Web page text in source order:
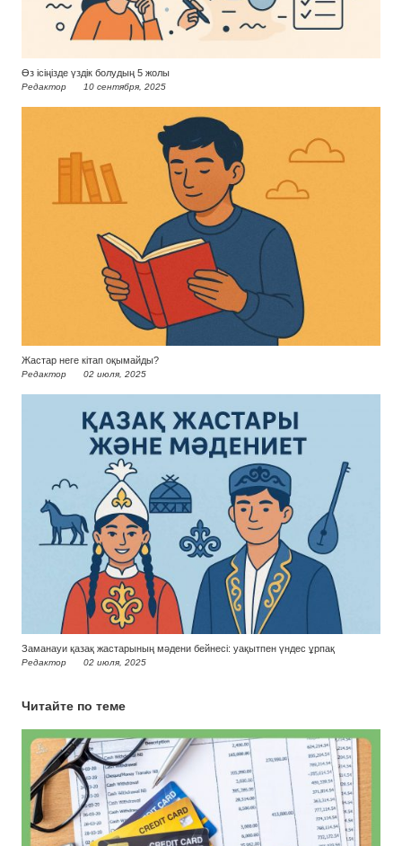
Өз ісіңізде үздік болудың 5 жолы
Редактор 10 сентября, 2025
Жастар неге кітап оқымайды?
Редактор 02 июля, 2025
Заманауи қазақ жастарының мәдени бейнесі: уақытпен үндес ұрпақ
Редактор 02 июля, 2025
Читайте по теме